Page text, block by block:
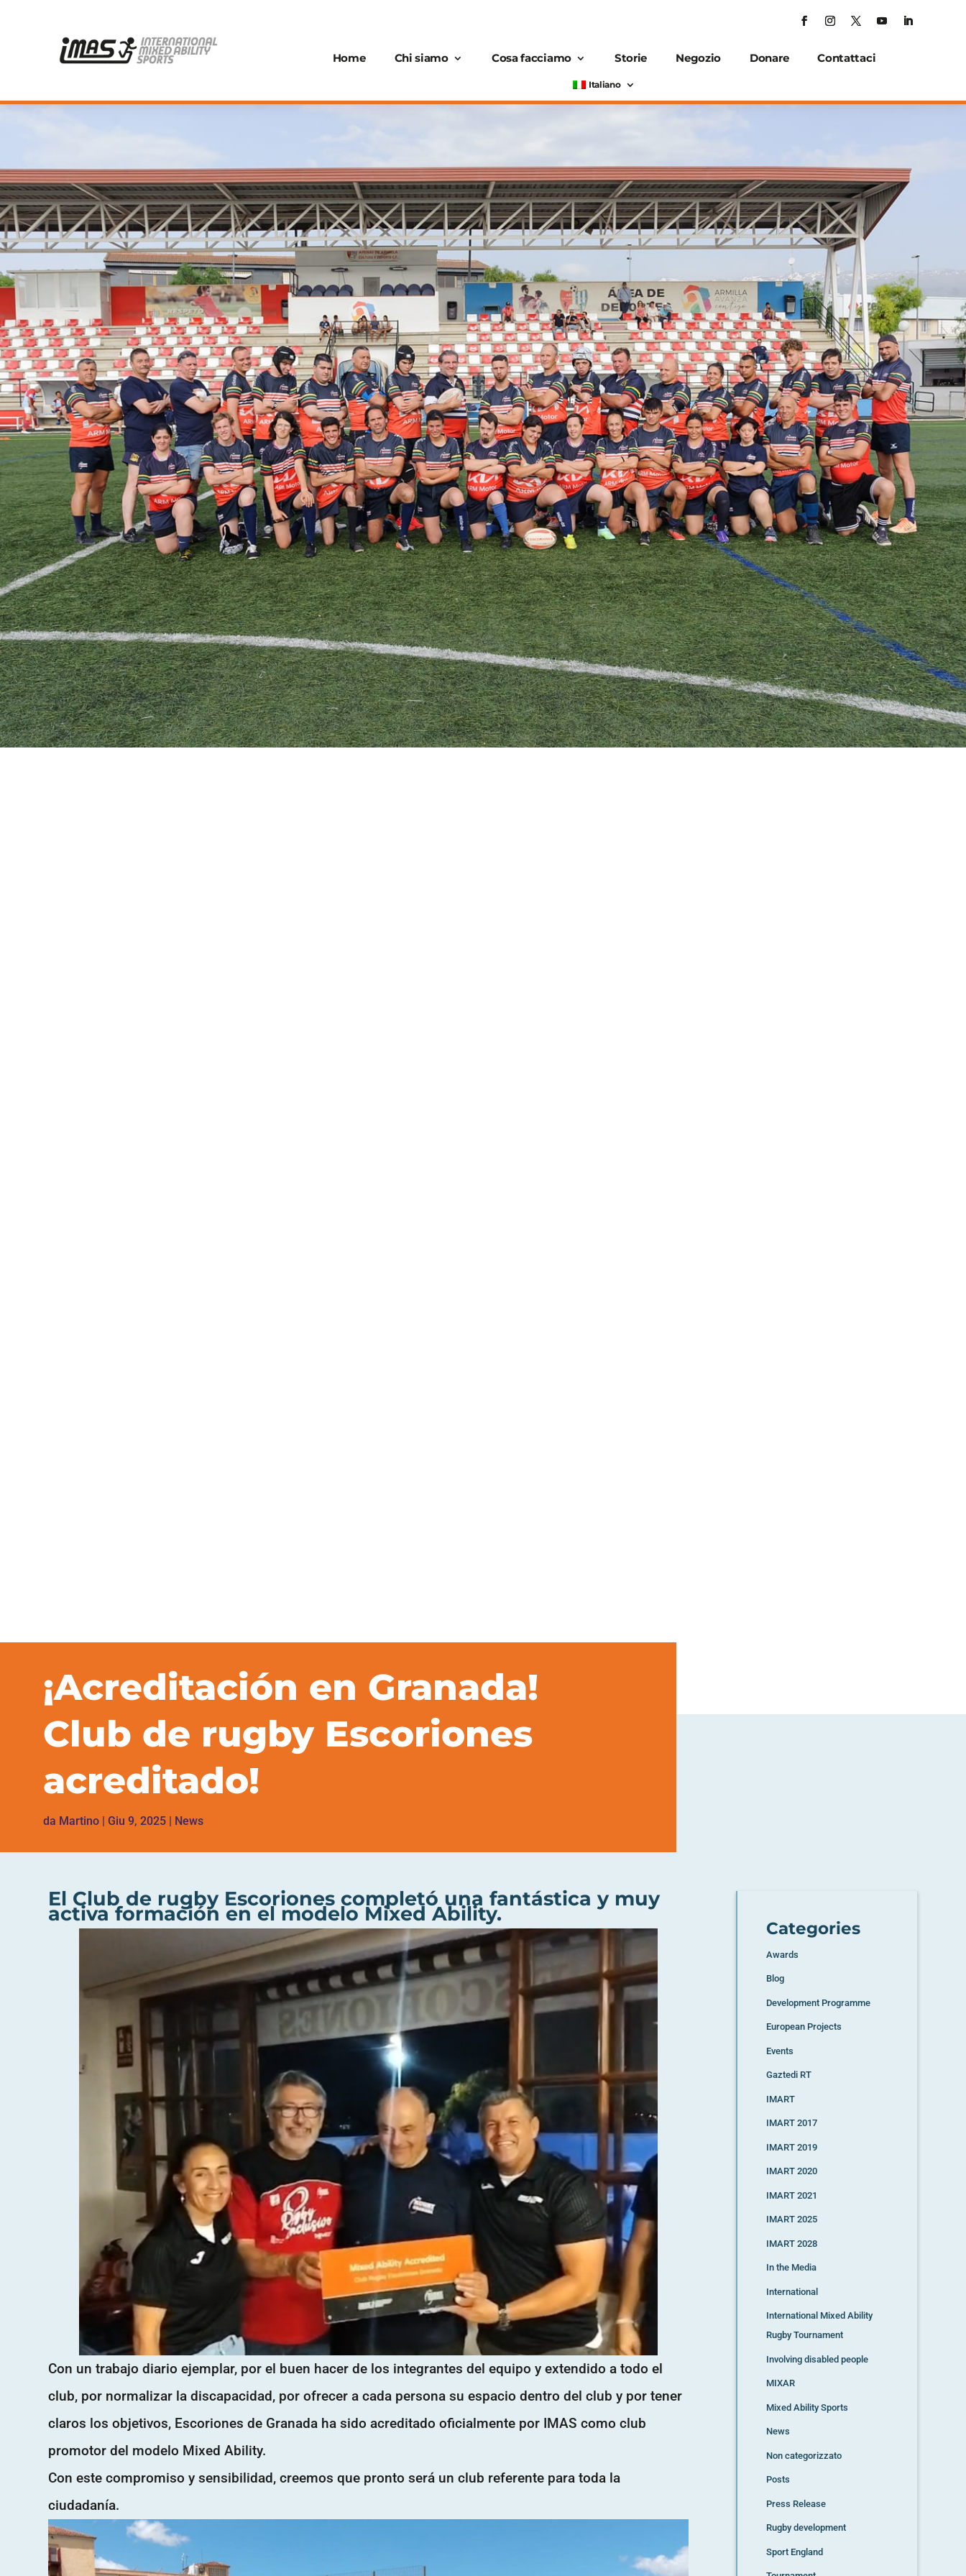
Home Chi siamo Cosa facciamo Storie Negozio Donare Contattaci
Italiano
¡Acreditación en Granada!
Club de rugby Escoriones
acreditado!
da Martino | Giu 9, 2025 | News
El Club de rugby Escoriones completó una fantástica y muy
activa formación en el modelo Mixed Ability.
Con un trabajo diario ejemplar, por el buen hacer de los integrantes del equipo y extendido a todo el
club, por normalizar la discapacidad, por ofrecer a cada persona su espacio dentro del club y por tener
claros los objetivos, Escoriones de Granada ha sido acreditado oficialmente por IMAS como club
promotor del modelo Mixed Ability.
Con este compromiso y sensibilidad, creemos que pronto será un club referente para toda la
ciudadanía.
Categories
Awards
Blog
Development Programme
European Projects
Events
Gaztedi RT
IMART
IMART 2017
IMART 2019
IMART 2020
IMART 2021
IMART 2025
IMART 2028
In the Media
International
International Mixed Ability
Rugby Tournament
Involving disabled people
MIXAR
Mixed Ability Sports
News
Non categorizzato
Posts
Press Release
Rugby development
Sport England